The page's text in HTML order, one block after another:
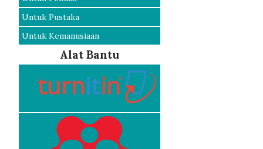
Untuk Pustaka
Untuk Kemanusiaan
Alat Bantu